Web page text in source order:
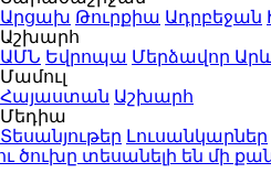
Արցախ Թուրքիա Ադրբեջան
Աշխարհ
ԱՄՆ Եվրոպա Մերձավոր
Մամուլ
Հայաստան Աշխարհ
Մեդիա
Տեսանյութեր Լուսանկարներ
տեսանելի են մի քանի